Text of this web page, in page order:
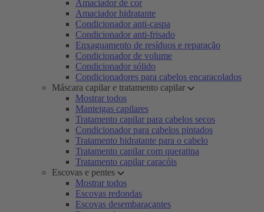
Amaciador de cor
Amaciador hidratante
Condicionador anti-caspa
Condicionador anti-frisado
Enxaguamento de resíduos e reparação
Condicionador de volume
Condicionador sólido
Condicionadores para cabelos encaracolados
Máscara capilar e tratamento capilar
Mostrar todos
Manteigas capilares
Tratamento capilar para cabelos secos
Condicionador para cabelos pintados
Tratamento hidratante para o cabelo
Tratamento capilar com queratina
Tratamento capilar caracóis
Escovas e pentes
Mostrar todos
Escovas redondas
Escovas desembaraçantes